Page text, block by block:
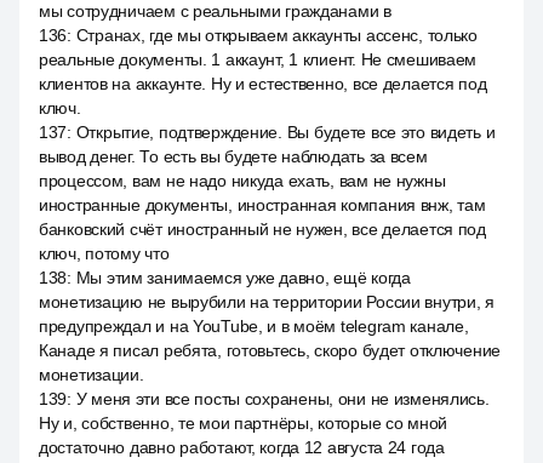
мы сотрудничаем с реальными гражданами в
136: Странах, где мы открываем аккаунты ассенс, только
реальные документы. 1 аккаунт, 1 клиент. Не смешиваем
клиентов на аккаунте. Ну и естественно, все делается под
ключ.
137: Открытие, подтверждение. Вы будете все это видеть и
вывод денег. То есть вы будете наблюдать за всем
процессом, вам не надо никуда ехать, вам не нужны
иностранные документы, иностранная компания внж, там
банковский счёт иностранный не нужен, все делается под
ключ, потому что
138: Мы этим занимаемся уже давно, ещё когда
монетизацию не вырубили на территории России внутри, я
предупреждал и на YouTube, и в моём telegram канале,
Канаде я писал ребята, готовьтесь, скоро будет отключение
монетизации.
139: У меня эти все посты сохранены, они не изменялись.
Ну и, собственно, те мои партнёры, которые со мной
достаточно давно работают, когда 12 августа 24 года